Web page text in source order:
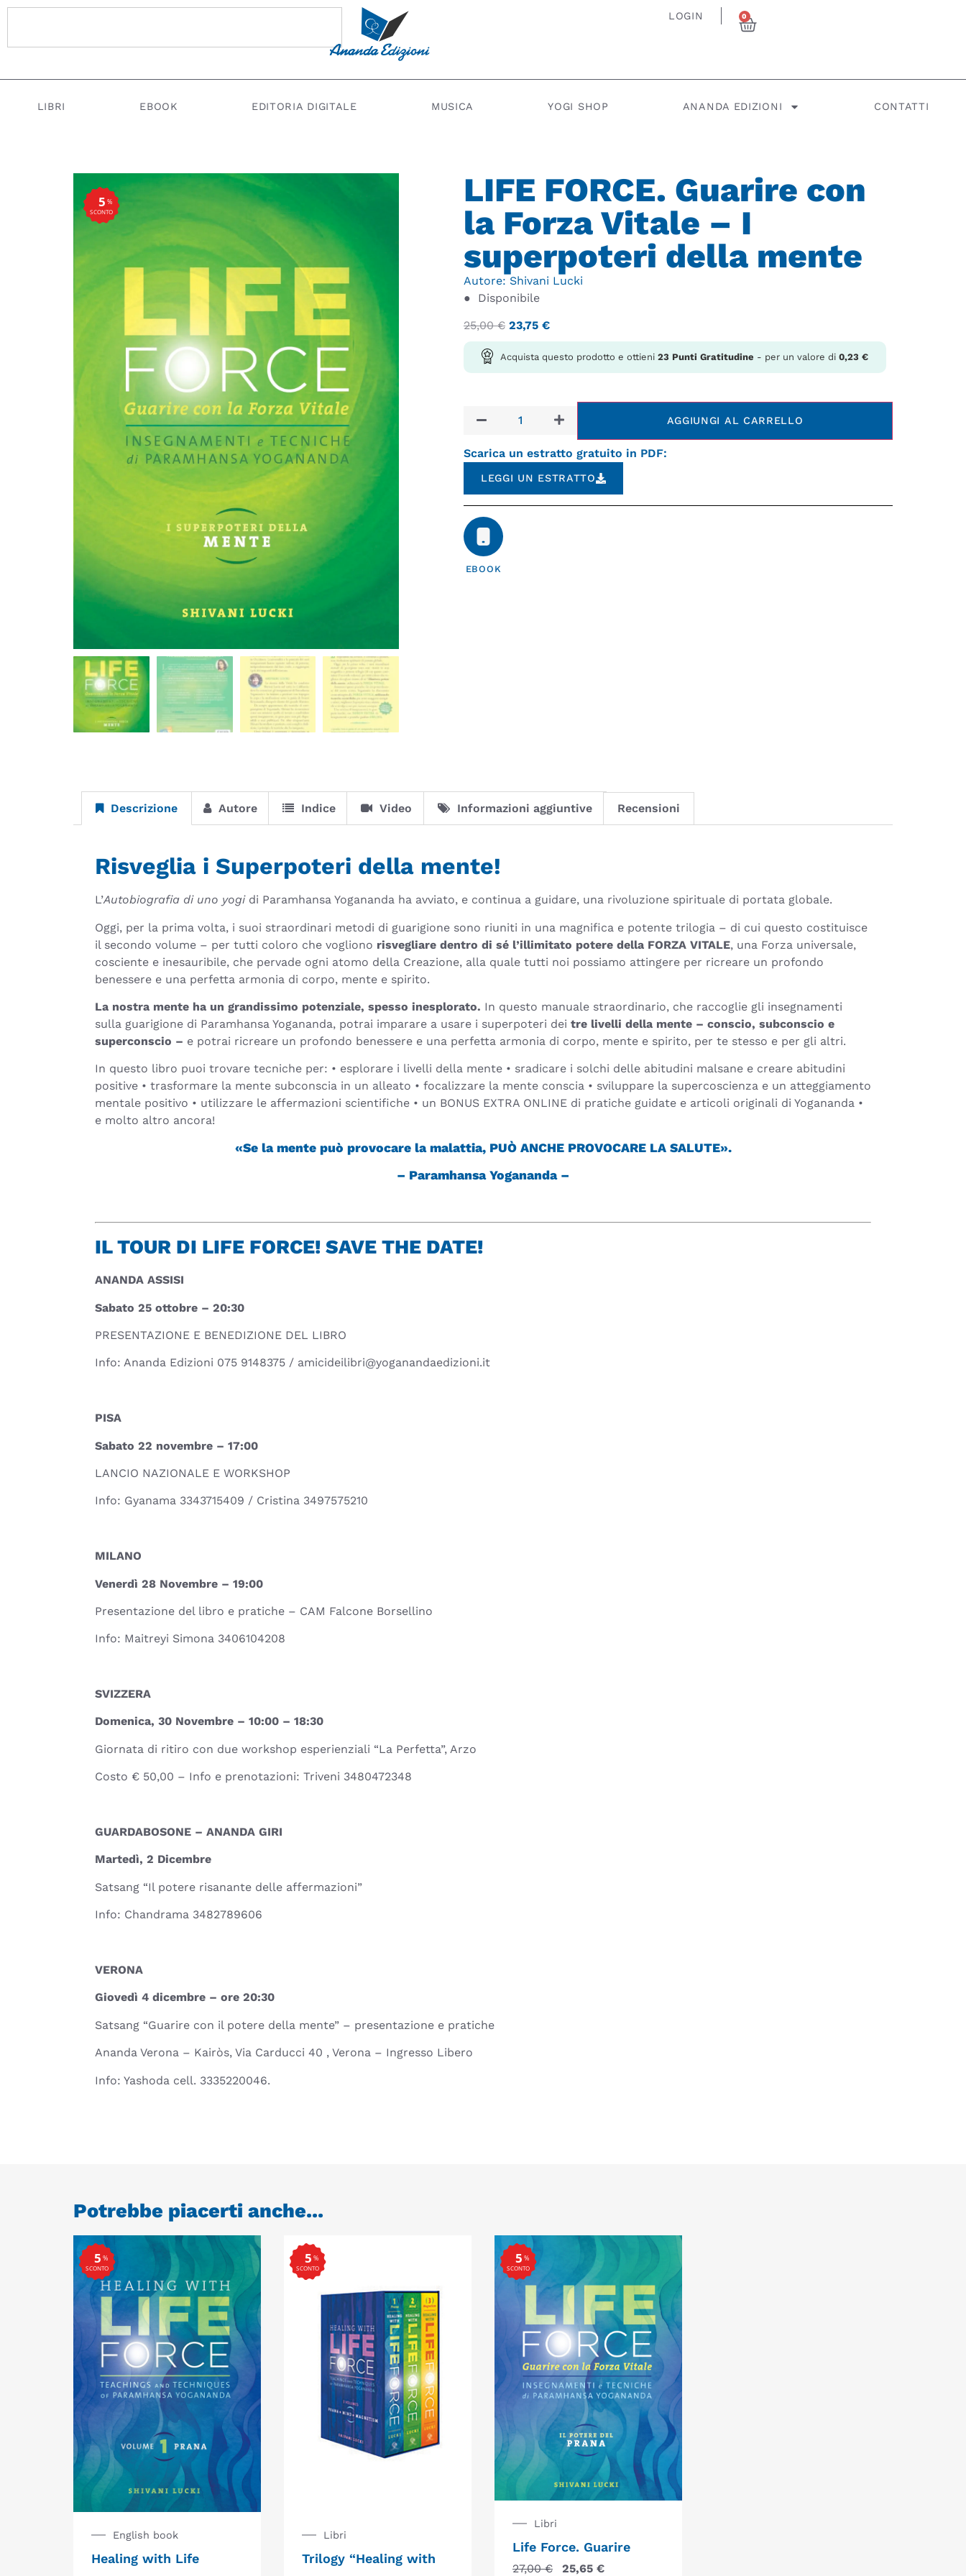
LOGIN 0
LIBRI EBOOK EDITORIA DIGITALE MUSICA YOGI SHOP ANANDA EDIZIONI CONTATTI
LIFE FORCE. Guarire con
la Forza Vitale – I
superpoteri della mente
Autore: Shivani Lucki
●
Disponibile
25,00€ 23,75 €
Acquista questo prodotto e ottieni 23 Punti Gratitudine - per un valore di 0,23 €
AGGIUNGI AL CARRELLO
Scarica un estratto gratuito in PDF:
LEGGI UN ESTRATTO
EBOOK
Descrizione Autore Indice Video Informazioni aggiuntive Recensioni
Risveglia i Superpoteri della mente!
L’Autobiografia di uno yogidi Paramhansa Yogananda ha avviato, e continua a guidare, una rivoluzione spirituale di portata globale.
Oggi, per la prima volta, i suoi straordinari metodi di guarigione sono riuniti in una magnifica e potente trilogia – di cui questo costituisce
il secondo volume – per tutti coloro che vogliono risvegliare dentro di sé l’illimitato potere della FORZA VITALE, una Forza universale,
cosciente e inesauribile, che pervade ogni atomo della Creazione, alla quale tutti noi possiamo attingere per ricreare un profondo
benessere e una perfetta armonia di corpo, mente e spirito.
La nostra mente ha un grandissimo potenziale, spesso inesplorato. In questo manuale straordinario, che raccoglie gli insegnamenti
sulla guarigione di Paramhansa Yogananda, potrai imparare a usare i superpoteri dei tre livelli della mente – conscio, subconscio e
superconscio – e potrai ricreare un profondo benessere e una perfetta armonia di corpo, mente e spirito, per te stesso e per gli altri.
In questo libro puoi trovare tecniche per: • esplorare i livelli della mente • sradicare i solchi delle abitudini malsane e creare abitudini
positive • trasformare la mente subconscia in un alleato • focalizzare la mente conscia • sviluppare la supercoscienza e un atteggiamento
mentale positivo • utilizzare le affermazioni scientifiche • un BONUS EXTRA ONLINE di pratiche guidate e articoli originali di Yogananda •
e molto altro ancora!
«Se la mente può provocare la malattia, PUÒ ANCHE PROVOCARE LA SALUTE».
– Paramhansa Yogananda –
IL TOUR DI LIFE FORCE! SAVE THE DATE!
ANANDA ASSISI
Sabato 25 ottobre – 20:30
PRESENTAZIONE E BENEDIZIONE DEL LIBRO
Info: Ananda Edizioni 075 9148375 / amicideilibri@yoganandaedizioni.it
PISA
Sabato 22 novembre – 17:00
LANCIO NAZIONALE E WORKSHOP
Info: Gyanama 3343715409 / Cristina 3497575210
MILANO
Venerdì 28 Novembre – 19:00
Presentazione del libro e pratiche – CAM Falcone Borsellino
Info: Maitreyi Simona 3406104208
SVIZZERA
Domenica, 30 Novembre – 10:00 – 18:30
Giornata di ritiro con due workshop esperienziali “La Perfetta”, Arzo
Costo € 50,00 – Info e prenotazioni: Triveni 3480472348
GUARDABOSONE – ANANDA GIRI
Martedì, 2 Dicembre
Satsang “Il potere risanante delle affermazioni”
Info: Chandrama 3482789606
VERONA
Giovedì 4 dicembre – ore 20:30
Satsang “Guarire con il potere della mente” – presentazione e pratiche
Ananda Verona – Kairòs, Via Carducci 40 , Verona – Ingresso Libero
Info: Yashoda cell. 3335220046.
Potrebbe piacerti anche...
English book
Healing with Life
Libri
Trilogy “Healing with
Libri
Life Force. Guarire
27,00€ 25,65 €
%
SCONTO
5
%
SCONTO
5 %
SCONTO
5 %
SCONTO
5